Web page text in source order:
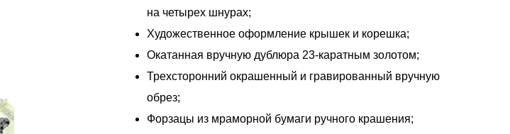
на четырех шнурах;
Художественное оформление крышек и корешка;
Окатанная вручную дублюра 23-каратным золотом;
Трехсторонний окрашенный и гравированный вручную
обрез;
Форзацы из мраморной бумаги ручного крашения;